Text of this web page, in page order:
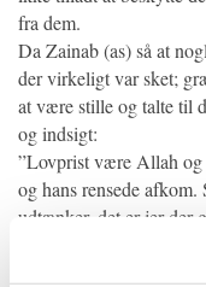
fra dem.
Da Zainab (as) så at
der virkeligt var sket;
at være stille og talte til
og indsigt:
”Lovprist være Allah og
og hans rensede
udtænker, det er jer der
og må jeres hjerter
Jeres eksempel, er